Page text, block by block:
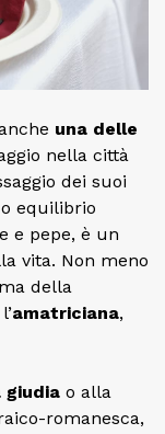
una delle
nella città
dei suoi
equilibrio
e pepe, è un
vita. Non meno
della
amatriciana,
giudia o alla
romanesca,